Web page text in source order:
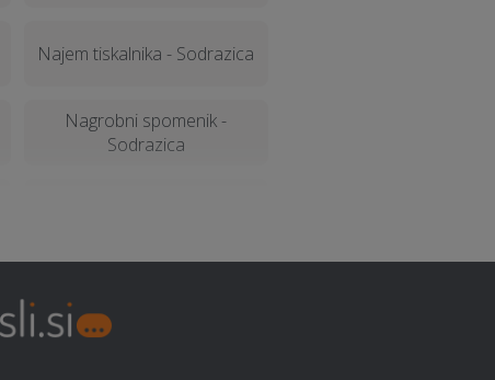
Najem tiskalnika - Sodrazica
Nagrobni spomenik -
Sodrazica